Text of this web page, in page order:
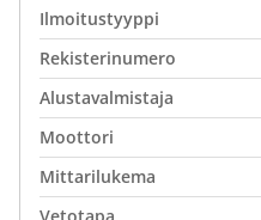
Ilmoitustyyppi
Rekisterinumero
Alustavalmistaja
Moottori
Mittarilukema